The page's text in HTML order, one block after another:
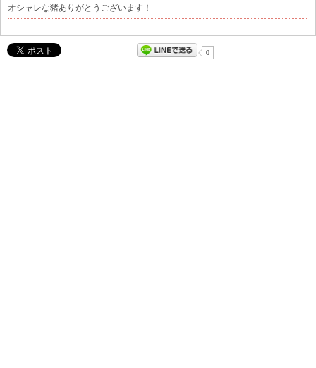
オシャレな猪ありがとうございます！
0